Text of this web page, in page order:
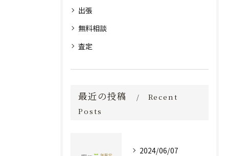
出張
無料相談
査定
最近の投稿
Recent
Posts
2024/06/07